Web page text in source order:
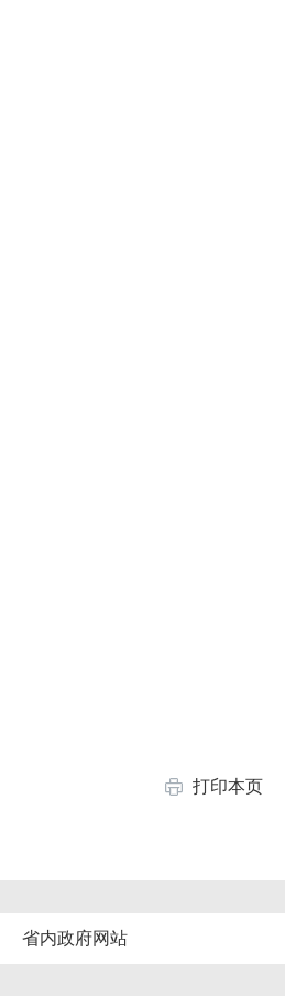
打印本页
省内政府网站